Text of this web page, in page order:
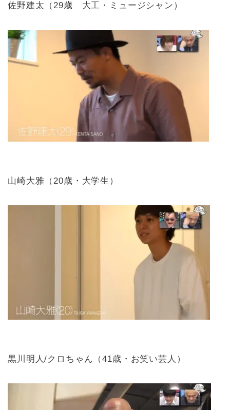
佐野建太（29歳 大工・ミュージシャン）
山崎大雅（20歳・大学生）
黒川明人/クロちゃん（41歳・お笑い芸人）